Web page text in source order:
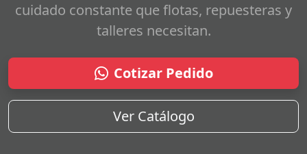
cuidado constante que flotas, repuesteras y
talleres necesitan.
Cotizar Pedido
Ver Catálogo